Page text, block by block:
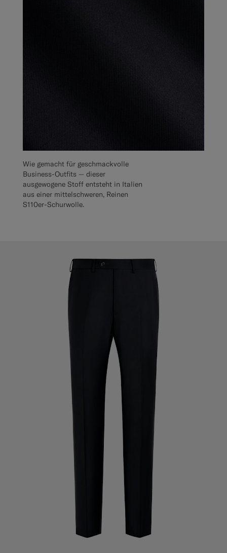
Wie gemacht für geschmackvolle
Business-Outfits — dieser
ausgewogene Stoff entsteht in Italien
aus einer mittelschweren, Reinen
S110er-Schurwolle.